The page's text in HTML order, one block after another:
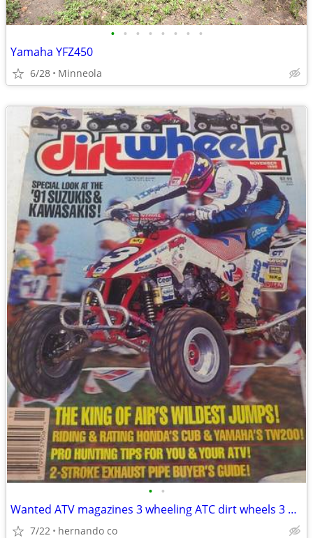
• • • • • • • •
Yamaha YFZ450
6/28 Minneola
• •
Wanted ATV magazines 3 wheeling ATC dirt wheels 3 4 wheel action
7/22 hernando co